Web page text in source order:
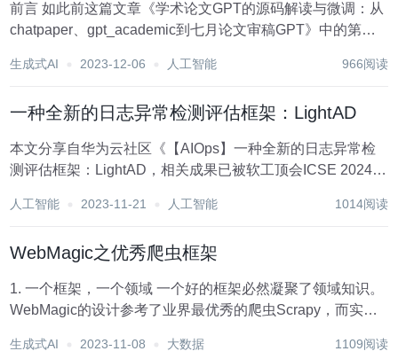
前言 如此前这篇文章《学术论文GPT的源码解读与微调：从
chatpaper、gpt_academic到七月论文审稿GPT》中的第三
言，市面上的学术论文GPT的效果虽暂未有多好，可至少还
生成式AI 2023-12-06 人工智能 966阅读
一种全新的日志异常检测评估框架：LightAD
本文分享自华为云社区《【AIOps】一种全新的日志异常检
测评估框架：LightAD，相关成果已被软工顶会ICSE 2024录
中得到了不少应用，但在实际轻量级运维模型选择中，必须
人工智能 2023-11-21 人工智能 1014阅读
WebMagic之优秀爬虫框架
1. 一个框架，一个领域 一个好的框架必然凝聚了领域知识。
WebMagic的设计参考了业界最优秀的爬虫Scrapy，而实现
就是做一个Java语言Web爬虫的教科书般的实现。 如果你...
生成式AI 2023-11-08 大数据 1109阅读